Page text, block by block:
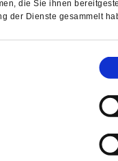
die Sie ihnen
der Dienste gesammelt